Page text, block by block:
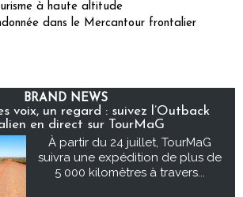
à haute altitude
dans le Mercantour frontalier
BRAND NEWS
voix, un regard : suivez l’Outback
en direct sur TourMaG
À partir du 24 juillet, TourMaG
suivra une expédition de plus de
5 000 kilomètres à travers...